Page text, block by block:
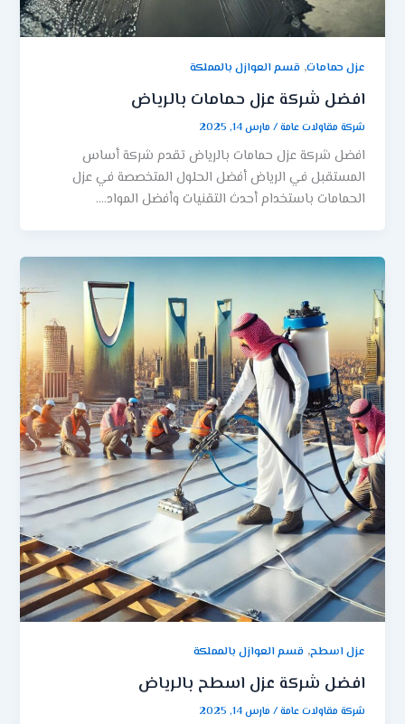
عزل حمامات,قسم العوازل بالمملكة
افضل شركة عزل حمامات بالرياض
شركة مقاولات عامة/ مارس 14, 2025
افضل شركة عزل حمامات بالرياض تقدم شركة أساس
المستقبل في الرياض أفضل الحلول المتخصصة في عزل
الحمامات باستخدام أحدث التقنيات وأفضل المواد….
عزل اسطح,قسم العوازل بالمملكة
افضل شركة عزل اسطح بالرياض
شركة مقاولات عامة/ مارس 14, 2025